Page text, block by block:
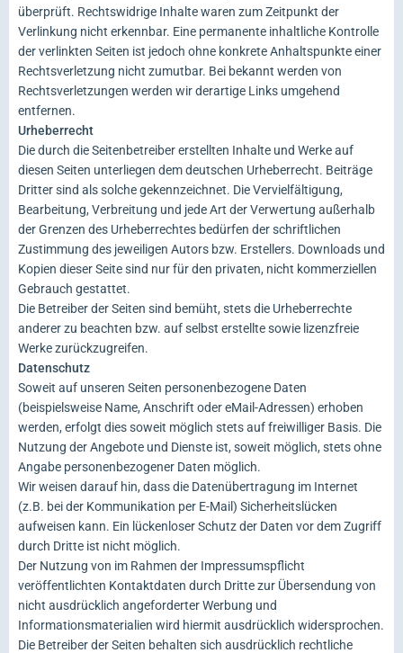
überprüft. Rechtswidrige Inhalte waren zum Zeitpunkt der
Verlinkung nicht erkennbar. Eine permanente inhaltliche Kontrolle
der verlinkten Seiten ist jedoch ohne konkrete Anhaltspunkte einer
Rechtsverletzung nicht zumutbar. Bei bekannt werden von
Rechtsverletzungen werden wir derartige Links umgehend
entfernen.
Urheberrecht
Die durch die Seitenbetreiber erstellten Inhalte und Werke auf
diesen Seiten unterliegen dem deutschen Urheberrecht. Beiträge
Dritter sind als solche gekennzeichnet. Die Vervielfältigung,
Bearbeitung, Verbreitung und jede Art der Verwertung außerhalb
der Grenzen des Urheberrechtes bedürfen der schriftlichen
Zustimmung des jeweiligen Autors bzw. Erstellers. Downloads und
Kopien dieser Seite sind nur für den privaten, nicht kommerziellen
Gebrauch gestattet.
Die Betreiber der Seiten sind bemüht, stets die Urheberrechte
anderer zu beachten bzw. auf selbst erstellte sowie lizenzfreie
Werke zurückzugreifen.
Datenschutz
Soweit auf unseren Seiten personenbezogene Daten
(beispielsweise Name, Anschrift oder eMail-Adressen) erhoben
werden, erfolgt dies soweit möglich stets auf freiwilliger Basis. Die
Nutzung der Angebote und Dienste ist, soweit möglich, stets ohne
Angabe personenbezogener Daten möglich.
Wir weisen darauf hin, dass die Datenübertragung im Internet
(z.B. bei der Kommunikation per E-Mail) Sicherheitslücken
aufweisen kann. Ein lückenloser Schutz der Daten vor dem Zugriff
durch Dritte ist nicht möglich.
Der Nutzung von im Rahmen der Impressumspflicht
veröffentlichten Kontaktdaten durch Dritte zur Übersendung von
nicht ausdrücklich angeforderter Werbung und
Informationsmaterialien wird hiermit ausdrücklich widersprochen.
Die Betreiber der Seiten behalten sich ausdrücklich rechtliche